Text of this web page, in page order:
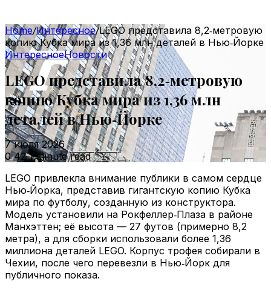
Home/Интересное/LEGO представила 8,2‑метровую
копию Кубка мира из 1,36 млн деталей в Нью‑Йорке
ИнтересноеНовости
LEGO представила 8,2‑метровую
копию Кубка мира из 1,36 млн
деталей в Нью‑Йорке
7 июля 2026
0421 minute read
LEGO привлекла внимание публики в самом сердце
Нью‑Йорка, представив гигантскую копию Кубка
мира по футболу, созданную из конструктора.
Модель установили на Рокфеллер‑Плаза в районе
Манхэттен; её высота — 27 футов (примерно 8,2
метра), а для сборки использовали более 1,36
миллиона деталей LEGO. Корпус трофея собирали в
Чехии, после чего перевезли в Нью‑Йорк для
публичного показа.